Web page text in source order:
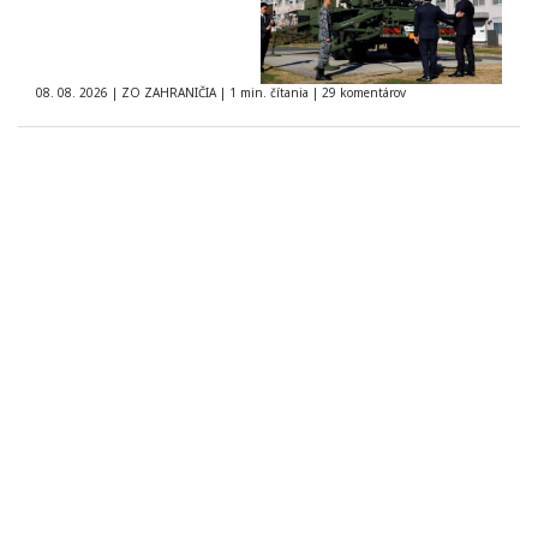
08. 08. 2026 | ZO ZAHRANIČIA | 1 min. čítania | 29 komentárov